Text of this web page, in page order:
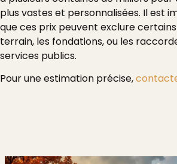
plus vastes et personnalisées. Il est
que ces prix peuvent exclure
terrain, les fondations, ou les
services publics.
Pour une estimation précise,